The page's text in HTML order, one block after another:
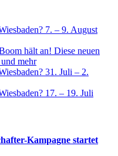
7. – 9. August
hält an! Diese neuen
mehr
31. Juli – 2.
17. – 19. Juli
Kampagne startet